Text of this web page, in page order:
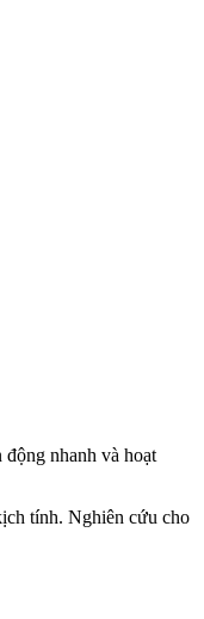
nhanh và hoạt
tính. Nghiên cứu cho